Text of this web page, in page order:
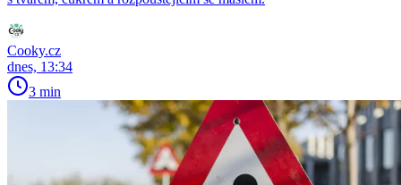
Cooky.cz
dnes, 13:34
3 min